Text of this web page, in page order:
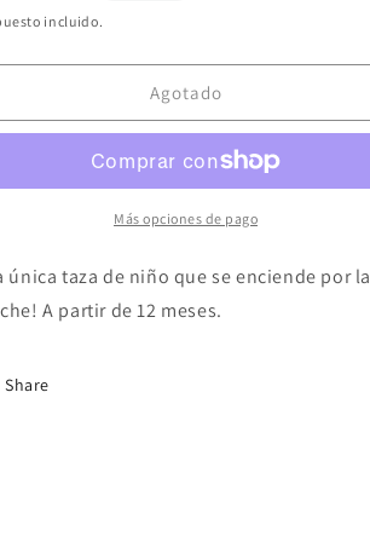
incluido.
Agotado
Más opciones de pago
única taza de niño que se enciende por la
A partir de 12 meses.
Share